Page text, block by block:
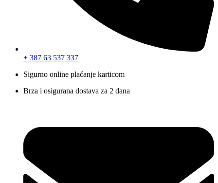
+ 387 63 537 337
Sigurno online plaćanje karticom
Brza i osigurana dostava za 2 dana